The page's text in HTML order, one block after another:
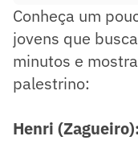
Conheça um
jovens que
minutos e
palestrino:
Henri (Zagueiro):